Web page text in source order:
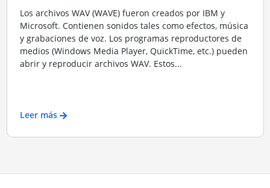
Los archivos WAV (WAVE) fueron creados por IBM y
Microsoft. Contienen sonidos tales como efectos, música
y grabaciones de voz. Los programas reproductores de
medios (Windows Media Player, QuickTime, etc.) pueden
abrir y reproducir archivos WAV. Estos...
Leer más